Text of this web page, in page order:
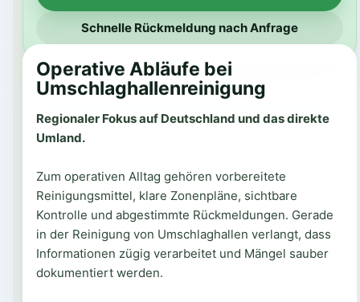
Schnelle Rückmeldung nach Anfrage
Operative Abläufe bei
Umschlaghallenreinigung
Regionaler Fokus auf Deutschland und das direkte
Umland.
Zum operativen Alltag gehören vorbereitete
Reinigungsmittel, klare Zonenpläne, sichtbare
Kontrolle und abgestimmte Rückmeldungen. Gerade
in der Reinigung von Umschlaghallen verlangt, dass
Informationen zügig verarbeitet und Mängel sauber
dokumentiert werden.